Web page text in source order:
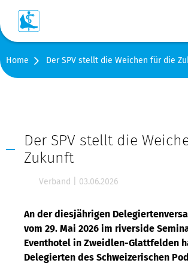
Kontakt
Shop
Suche
Home Der SPV stellt die Weichen für die
Der SPV stellt die
Zukunft
Verband 03.06.2026
An der diesjährigen
vom 29. Mai 2026 im riverside
Eventhotel in Zweidlen-Glattfelden
Delegierten des Schweizerischen